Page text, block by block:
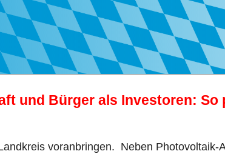
und Bürger als Investoren:
voranbringen. Neben